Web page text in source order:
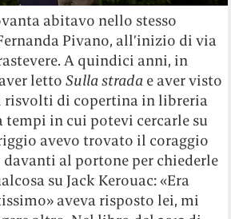
abitavo nello stesso
Pivano, all’inizio di via
A quindici anni, in
lettoSulla strada e aver visto
risvolti di copertina in libreria
tempi in cui potevi cercarle su
avevo trovato il coraggio
al portone per chiederle
su Jack Kerouac: «Era
aveva risposto lei, mi